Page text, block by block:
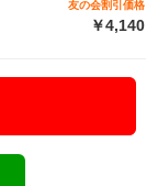
友の会割引価格
￥4,140